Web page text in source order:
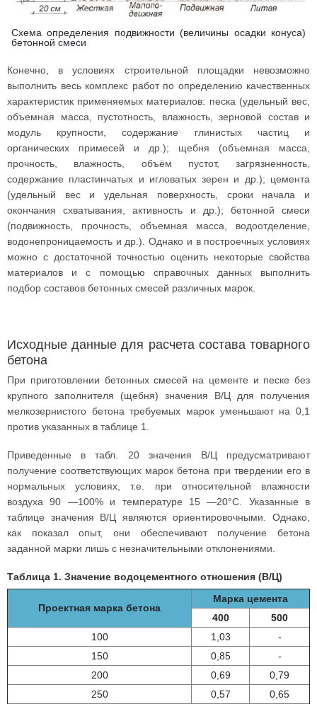
Схема определения подвижности (величины осадки конуса)
бетонной смеси
Конечно, в условиях строительной площадки невозможно
выполнить весь комплекс работ по определению качественных
характеристик применяемых материалов: песка (удельный вес,
объемная масса, пустотность, влажность, зерновой состав и
модуль крупности, содержание глинистых частиц и
органических примесей и др.); щебня (объемная масса,
прочность, влажность, объём пустот, загрязненность,
содержание пластинчатых и игловатых зерен и др.); цемента
(удельный вес и удельная поверхность, сроки начала и
окончания схватывания, активность и др.); бетонной смеси
(подвижность, прочность, объемная масса, водоотделение,
водонепроницаемость и др.). Однако и в построечных условиях
можно с достаточной точностью оценить некоторые свойства
материалов и с помощью справочных данных выполнить
подбор составов бетонных смесей различных марок.
Исходные данные для расчета состава товарного
бетона
При приготовлении бетонных смесей на цементе и песке без
крупного заполнителя (щебня) значения В/Ц для получения
мелкозернистого бетона требуемых марок уменьшают на 0,1
против указанных в таблице 1.
Приведенные в табл. 20 значения В/Ц предусматривают
получение соответствующих марок бетона при твердении его в
нормальных условиях, т.е. при относительной влажности
воздуха 90 —100% и температуре 15 —20°С. Указанные в
таблице значения В/Ц являются ориентировочными. Однако,
как показал опыт, они обеспечивают получение бетона
заданной марки лишь с незначительными отклонениями.
Таблица 1. Значение водоцементного отношения (В/Ц)
Проектная марка бетона
Марка цемента
400
500
100
1,03
-
150
0,85
-
200
0,69
0,79
250
0,57
0,65